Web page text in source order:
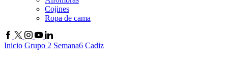
Cojines
Ropa de cama
Inicio Grupo 2 Semana6 Cadiz